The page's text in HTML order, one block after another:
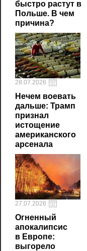
быстро растут в
Польше. В чем
причина?
28.07.2026
Нечем воевать
дальше: Трамп
признал
истощение
американского
арсенала
27.07.2026
Огненный
апокалипсис
в Европе:
выгорело